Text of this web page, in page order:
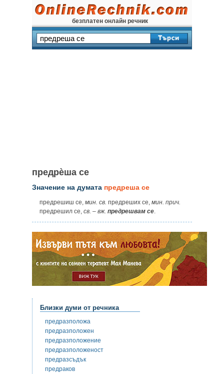
безплатен онлайн речник
предрѐша се
Значение на думата предреша се
предрешиш се, мин. св. предреших се, мин. прич.
предрешил се, св. – вж. предрешвам се.
Близки думи от речника
предразположа
предразположен
предразположение
предразположеност
предразсъдък
предраков